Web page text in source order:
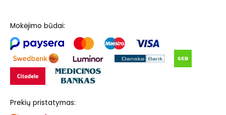
Mokėjimo būdai:
Prekių pristatymas: